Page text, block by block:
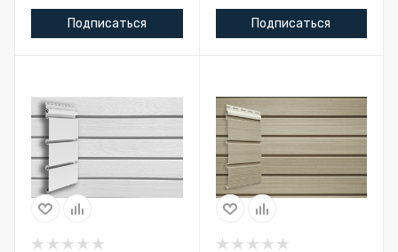
Подписаться Подписаться